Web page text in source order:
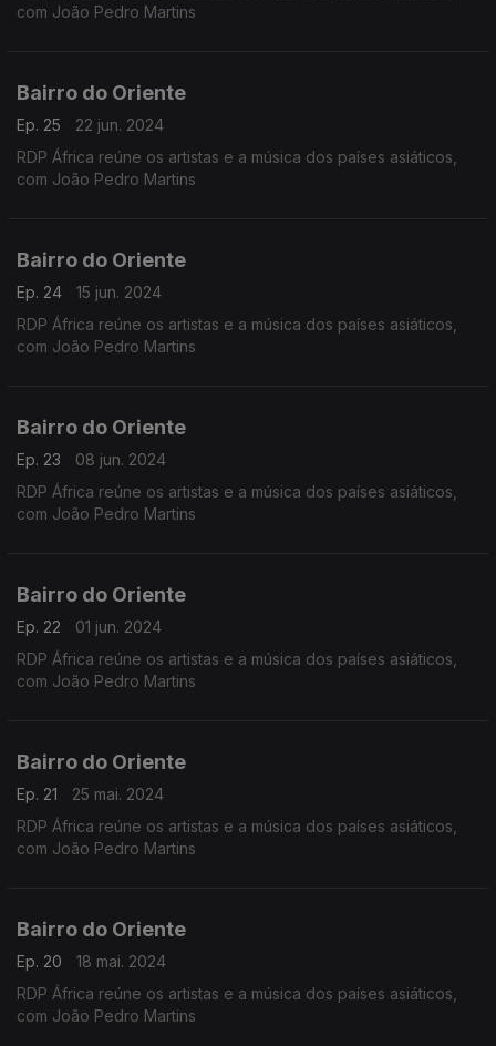
com João Pedro Martins
Bairro do Oriente
Ep. 25
22 jun. 2024
RDP África reúne os artistas e a música dos países asiáticos,
com João Pedro Martins
Bairro do Oriente
Ep. 24
15 jun. 2024
RDP África reúne os artistas e a música dos países asiáticos,
com João Pedro Martins
Bairro do Oriente
Ep. 23
08 jun. 2024
RDP África reúne os artistas e a música dos países asiáticos,
com João Pedro Martins
Bairro do Oriente
Ep. 22
01 jun. 2024
RDP África reúne os artistas e a música dos países asiáticos,
com João Pedro Martins
Bairro do Oriente
Ep. 21
25 mai. 2024
RDP África reúne os artistas e a música dos países asiáticos,
com João Pedro Martins
Bairro do Oriente
Ep. 20
18 mai. 2024
RDP África reúne os artistas e a música dos países asiáticos,
com João Pedro Martins